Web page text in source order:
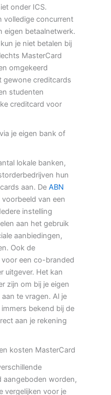
onder ICS.
volledige concurrent
eigen betaalnetwerk.
je niet betalen bij
MasterCard
omgekeerd
gewone creditcards
studenten
creditcard voor
je eigen bank of
lokale banken,
hun
aan. De ABN
voorbeeld van een
instelling
aan het gebruik
aanbiedingen,
Ook de
een co-branded
uitgever. Het kan
zijn om bij je eigen
te vragen. Al je
bekend bij de
aan je rekening
kosten MasterCard
aangeboden worden,
vergelijken voor je